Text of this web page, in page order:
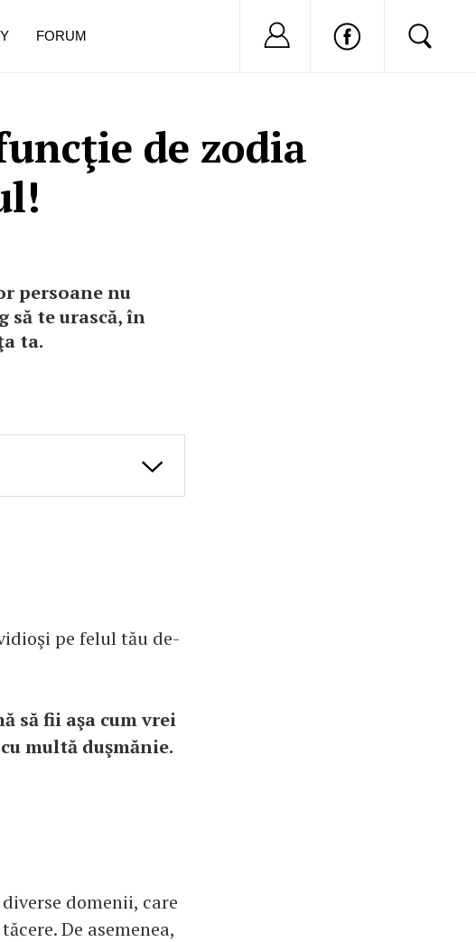
de zodia
persoane nu
să te urască, în
ta.
pe felul tău de-
să fii aşa cum vrei
multă duşmănie.
domenii, care
De asemenea,
FORUM Nu ai cont?